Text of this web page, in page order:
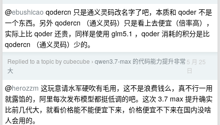
@ebushicao qodercn 只是通义灵码改名字了吧，本质和 qoder 不是
一个东西。另外 qodercn （通义灵码）只是看上去便宜（倍率高），
实际上比 qoder 还贵，同样是使用 glm5.1 ，qoder 消耗的积分是比
qodercn （通义灵码）少的。
Replied to a topic by cubecube › qwen3.7-max 的代码能力提升非常
大
5 月 25
日
@herozzm 这玩意请水军硬吹有毛用，这不是浪费钱么，真不行一用
就露馅的，阿里每次发布模型都挺低调的吧。这次 3.7 max 提升确实
比前几代大，就看价格能不能便宜下来，价格便宜不下来在国内没啥
人会用的。